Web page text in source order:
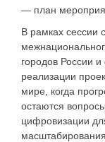
— план
В рамках сессии
городов России
реализации
мире, когда
остаются
цифровизации